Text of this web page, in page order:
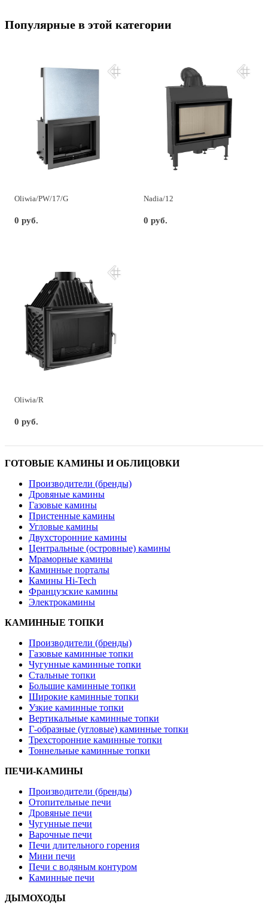
Популярные в этой категории
Oliwia/PW/17/G
0 руб.
Nadia/12
0 руб.
Oliwia/R
0 руб.
ГОТОВЫЕ КАМИНЫ И ОБЛИЦОВКИ
Производители (бренды)
Дровяные камины
Газовые камины
Пристенные камины
Угловые камины
Двухсторонние камины
Центральные (островные) камины
Мраморные камины
Каминные порталы
Камины Hi-Tech
Французские камины
Электрокамины
КАМИННЫЕ ТОПКИ
Производители (бренды)
Газовые каминные топки
Чугунные каминные топки
Стальные топки
Большие каминные топки
Широкие каминные топки
Узкие каминные топки
Вертикальные каминные топки
Г-образные (угловые) каминные топки
Трехсторонние каминные топки
Тоннельные каминные топки
ПЕЧИ-КАМИНЫ
Производители (бренды)
Отопительные печи
Дровяные печи
Чугунные печи
Варочные печи
Печи длительного горения
Мини печи
Печи с водяным контуром
Каминные печи
ДЫМОХОДЫ